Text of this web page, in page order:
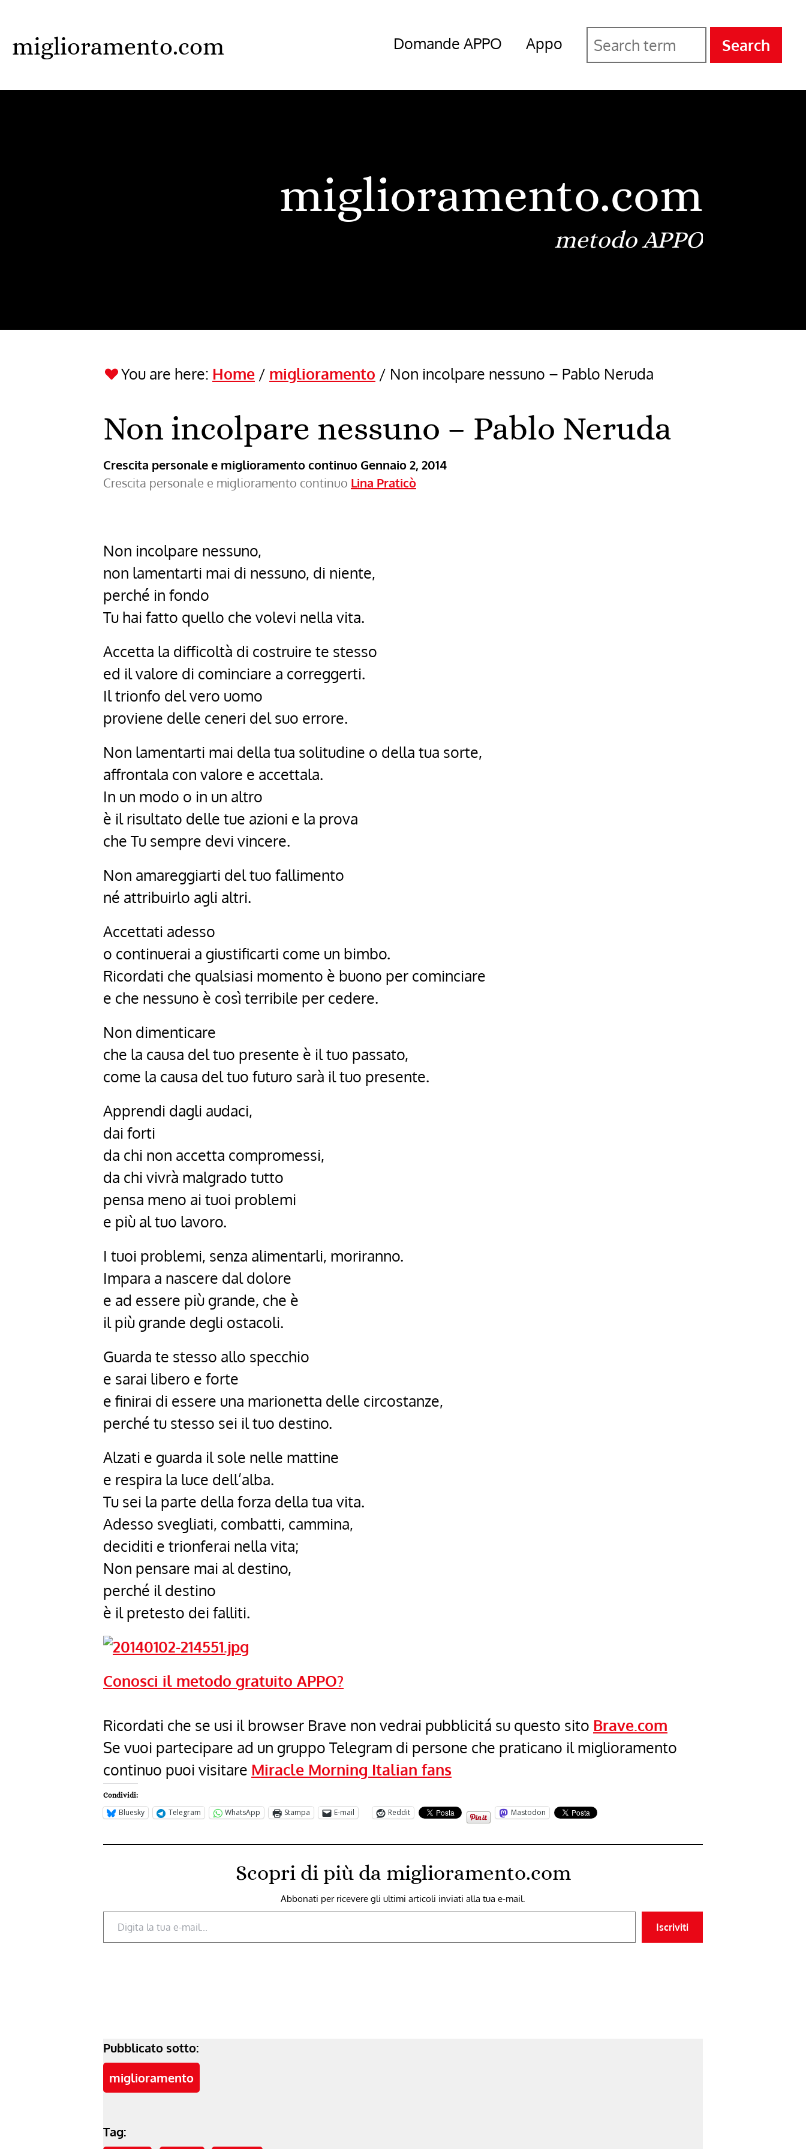
main
miglioramento.com Domande APPO Appo Search
miglioramento.com
metodo APPO
You are here: Home / miglioramento / Non incolpare nessuno – Pablo Neruda
Non incolpare nessuno – Pablo Neruda
Crescita personale e miglioramento continuo Gennaio 2, 2014
Crescita personale e miglioramento continuo Lina Praticò
Non incolpare nessuno,
non lamentarti mai di nessuno, di niente,
perché in fondo
Tu hai fatto quello che volevi nella vita.
Accetta la difficoltà di costruire te stesso
ed il valore di cominciare a correggerti.
Il trionfo del vero uomo
proviene delle ceneri del suo errore.
Non lamentarti mai della tua solitudine o della tua sorte,
affrontala con valore e accettala.
In un modo o in un altro
è il risultato delle tue azioni e la prova
che Tu sempre devi vincere.
Non amareggiarti del tuo fallimento
né attribuirlo agli altri.
Accettati adesso
o continuerai a giustificarti come un bimbo.
Ricordati che qualsiasi momento è buono per cominciare
e che nessuno è così terribile per cedere.
Non dimenticare
che la causa del tuo presente è il tuo passato,
come la causa del tuo futuro sarà il tuo presente.
Apprendi dagli audaci,
dai forti
da chi non accetta compromessi,
da chi vivrà malgrado tutto
pensa meno ai tuoi problemi
e più al tuo lavoro.
I tuoi problemi, senza alimentarli, moriranno.
Impara a nascere dal dolore
e ad essere più grande, che è
il più grande degli ostacoli.
Guarda te stesso allo specchio
e sarai libero e forte
e finirai di essere una marionetta delle circostanze,
perché tu stesso sei il tuo destino.
Alzati e guarda il sole nelle mattine
e respira la luce dell’alba.
Tu sei la parte della forza della tua vita.
Adesso svegliati, combatti, cammina,
deciditi e trionferai nella vita;
Non pensare mai al destino,
perché il destino
è il pretesto dei falliti.
Conosci il metodo gratuito APPO?
Ricordati che se usi il browser Brave non vedrai pubblicitá su questo sito Brave.com
Se vuoi partecipare ad un gruppo Telegram di persone che praticano il miglioramento
continuo puoi visitare Miracle Morning Italian fans
Condividi:
Bluesky Telegram WhatsApp Stampa E-mail Reddit Mastodon
Scopri di più da miglioramento.com
Abbonati per ricevere gli ultimi articoli inviati alla tua e-mail.
Digita la tua e-mail...
Iscriviti
Pubblicato sotto:
miglioramento
Tag: